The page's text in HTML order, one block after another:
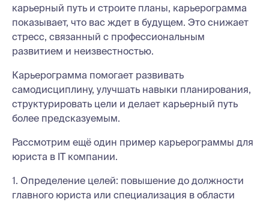
карьерный путь и строите планы, карьерограмма
показывает, что вас ждет в будущем. Это снижает
стресс, связанный с профессиональным
развитием и неизвестностью.
Карьерограмма помогает развивать
самодисциплину, улучшать навыки планирования,
структурировать цели и делает карьерный путь
более предсказуемым.
Рассмотрим ещё один пример карьерограммы для
юриста в IT компании.
1. Определение целей: повышение до должности
главного юриста или специализация в области